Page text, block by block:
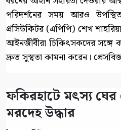
পরিদর্শনের সময় আরও
প্রসিউকিটর (এপিপি) শেখ
আইনজীবীরা চিকিৎসকদের
দ্রুত সুস্থতা কামনা করেন।
ফকিরহাটে মৎস্য ঘের
মরদেহ উদ্ধার